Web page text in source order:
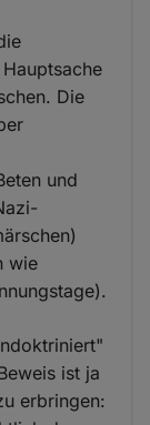
Die
und
wie
ist ja
erbringen: